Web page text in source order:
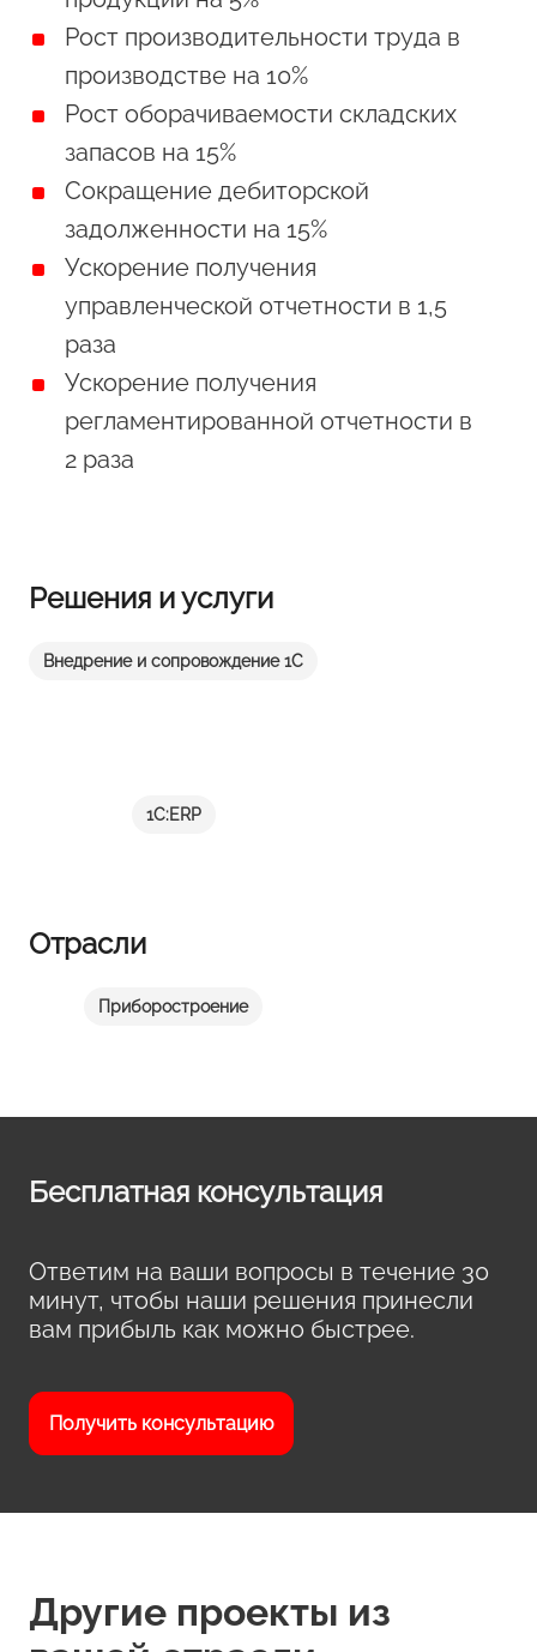
Рост производительности труда в
производстве на 10%
Рост оборачиваемости складских
запасов на 15%
Сокращение дебиторской
задолженности на 15%
Ускорение получения
управленческой отчетности в 1,5
раза
Ускорение получения
регламентированной отчетности в
2 раза
Решения и услуги
Внедрение и сопровождение 1С
1С:ERP
Отрасли
Приборостроение
Бесплатная консультация
Ответим на ваши вопросы в течение 30
минут, чтобы наши решения принесли
вам прибыль как можно быстрее.
Получить консультацию
Другие проекты из